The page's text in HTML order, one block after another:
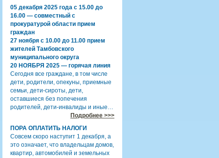
05 декабря 2025 года с 15.00 до
16.00 — совместный с
прокуратурой области прием
граждан
27 ноября с 10.00 до 11.00 прием
жителей Тамбовского
муниципального округа
20 НОЯБРЯ 2025 — горячая линия
Сегодня все граждане, в том числе
дети, родители, опекуны, приемные
семьи, дети-сироты, дети,
оставшиеся без попечения
родителей, дети-инвалиды и иные…
Подробнее >>>
ПОРА ОПЛАТИТЬ НАЛОГИ
Совсем скоро наступит 1 декабря, а
это означает, что владельцам домов,
квартир, автомобилей и земельных